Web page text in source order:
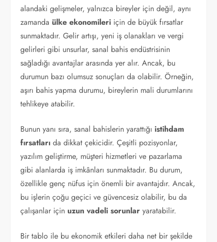
alandaki gelişmeler, yalnızca bireyler için değil, aynı
zamanda ülke ekonomileri için de büyük fırsatlar
sunmaktadır. Gelir artışı, yeni iş olanakları ve vergi
gelirleri gibi unsurlar, sanal bahis endüstrisinin
sağladığı avantajlar arasında yer alır. Ancak, bu
durumun bazı olumsuz sonuçları da olabilir. Örneğin,
aşırı bahis yapma durumu, bireylerin mali durumlarını
tehlikeye atabilir.
Bunun yanı sıra, sanal bahislerin yarattığı istihdam
fırsatları da dikkat çekicidir. Çeşitli pozisyonlar,
yazılım geliştirme, müşteri hizmetleri ve pazarlama
gibi alanlarda iş imkânları sunmaktadır. Bu durum,
özellikle genç nüfus için önemli bir avantajdır. Ancak,
bu işlerin çoğu geçici ve güvencesiz olabilir, bu da
çalışanlar için uzun vadeli sorunlar yaratabilir.
Bir tablo ile bu ekonomik etkileri daha net bir şekilde